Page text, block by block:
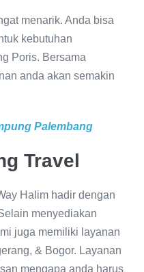
menarik. Anda bisa
kebutuhan
Poris. Bersama
anda akan semakin
Palembang
Travel
Halim hadir dengan
menyediakan
juga memiliki layanan
& Bogor. Layanan
mengapa anda harus